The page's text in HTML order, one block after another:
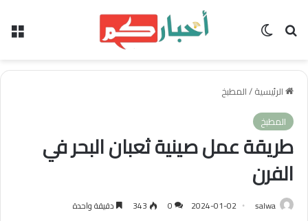
بحث عن الوضع المظلم
الرئيسية/المطبخ
المطبخ
طريقة عمل صينية ثعبان البحر في
الفرن
salwa
2024-01-02
0
343 دقيقة واحدة